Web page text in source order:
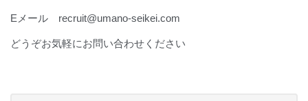
Eメール recruit@umano-seikei.com
どうぞお気軽にお問い合わせください